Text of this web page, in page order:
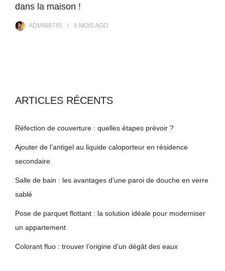
dans la maison !
ADMIN8745 6 MOISAGO
ARTICLES RÉCENTS
Réfection de couverture : quelles étapes prévoir ?
Ajouter de l’antigel au liquide caloporteur en résidence
secondaire
Salle de bain : les avantages d’une paroi de douche en verre
sablé
Pose de parquet flottant : la solution idéale pour moderniser
un appartement
Colorant fluo : trouver l’origine d’un dégât des eaux